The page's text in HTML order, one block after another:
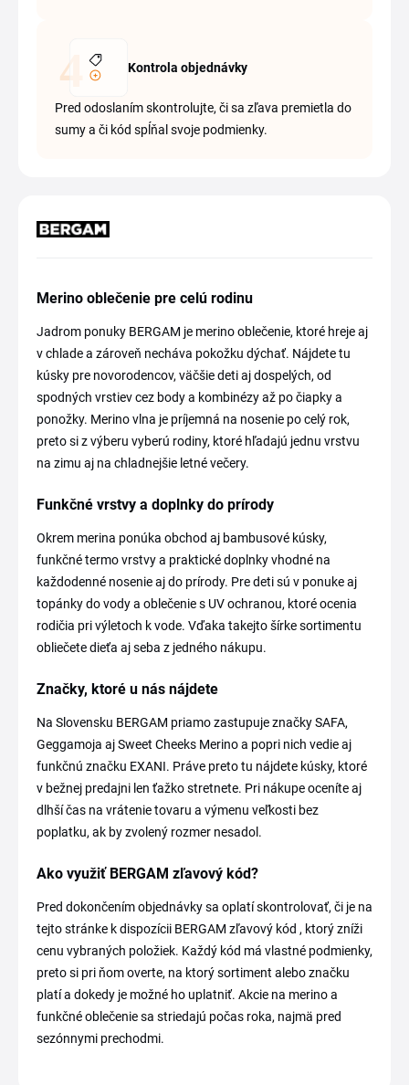
Kontrola objednávky
Pred odoslaním skontrolujte, či sa zľava premietla do
sumy a či kód spĺňal svoje podmienky.
Merino oblečenie pre celú rodinu
Jadrom ponuky BERGAM je merino oblečenie, ktoré hreje aj
v chlade a zároveň necháva pokožku dýchať. Nájdete tu
kúsky pre novorodencov, väčšie deti aj dospelých, od
spodných vrstiev cez body a kombinézy až po čiapky a
ponožky. Merino vlna je príjemná na nosenie po celý rok,
preto si z výberu vyberú rodiny, ktoré hľadajú jednu vrstvu
na zimu aj na chladnejšie letné večery.
Funkčné vrstvy a doplnky do prírody
Okrem merina ponúka obchod aj bambusové kúsky,
funkčné termo vrstvy a praktické doplnky vhodné na
každodenné nosenie aj do prírody. Pre deti sú v ponuke aj
topánky do vody a oblečenie s UV ochranou, ktoré ocenia
rodičia pri výletoch k vode. Vďaka takejto šírke sortimentu
obliečete dieťa aj seba z jedného nákupu.
Značky, ktoré u nás nájdete
Na Slovensku BERGAM priamo zastupuje značky SAFA,
Geggamoja aj Sweet Cheeks Merino a popri nich vedie aj
funkčnú značku EXANI. Práve preto tu nájdete kúsky, ktoré
v bežnej predajni len ťažko stretnete. Pri nákupe oceníte aj
dlhší čas na vrátenie tovaru a výmenu veľkosti bez
poplatku, ak by zvolený rozmer nesadol.
Ako využiť BERGAM zľavový kód?
Pred dokončením objednávky sa oplatí skontrolovať, či je na
tejto stránke k dispozícii BERGAM zľavový kód , ktorý zníži
cenu vybraných položiek. Každý kód má vlastné podmienky,
preto si pri ňom overte, na ktorý sortiment alebo značku
platí a dokedy je možné ho uplatniť. Akcie na merino a
funkčné oblečenie sa striedajú počas roka, najmä pred
sezónnymi prechodmi.